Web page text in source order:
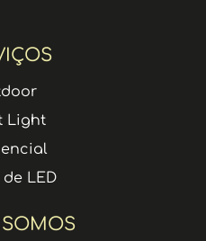
Light
LED